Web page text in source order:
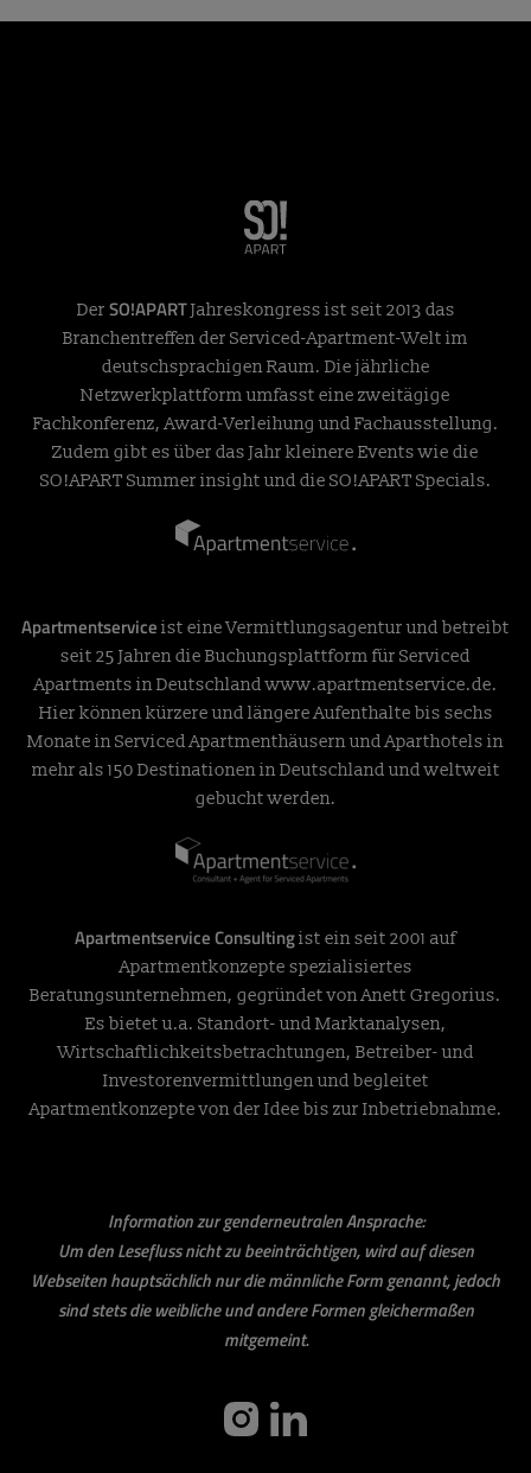
Der SO!APARTJahreskongress ist seit 2013 das
Branchentreffen der Serviced-Apartment-Welt im
deutschsprachigen Raum. Die jährliche
Netzwerkplattform umfasst eine zweitägige
Fachkonferenz, Award-Verleihung und Fachausstellung.
Zudem gibt es über das Jahr kleinere Events wie die
SO!APART Summer insight und die SO!APART Specials.
Apartmentservice ist eine Vermittlungsagentur und betreibt
seit 25 Jahren die Buchungsplattform für Serviced
Apartments in Deutschlandwww.apartmentservice.de.
Hier können kürzere und längere Aufenthalte bis sechs
Monate in Serviced Apartmenthäusern und Aparthotels in
mehr als 150 Destinationen in Deutschland und weltweit
gebucht werden.
Apartmentservice Consultingist ein seit 2001 auf
Apartmentkonzepte spezialisiertes
Beratungsunternehmen, gegründet von Anett Gregorius.
Es bietet u.a. Standort- und Marktanalysen,
Wirtschaftlichkeitsbetrachtungen, Betreiber- und
Investorenvermittlungen und begleitet
Apartmentkonzepte von der Idee bis zur Inbetriebnahme.
Information zur genderneutralen Ansprache:
Um den Lesefluss nicht zu beeinträchtigen, wird auf diesen
Webseiten hauptsächlich nur die männliche Form genannt, jedoch
sind stets die weibliche und andere Formen gleichermaßen
mitgemeint.
instagram